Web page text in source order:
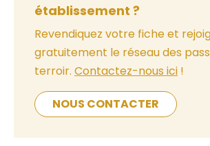
établissement ?
Revendiquez votre fiche et
gratuitement le réseau des
terroir. Contactez-nous ici !
NOUS CONTACTER